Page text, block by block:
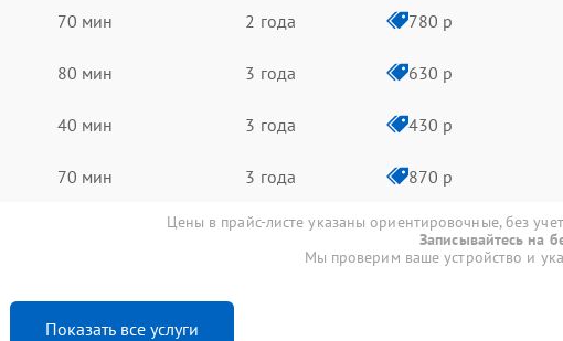
70 мин 2 года 780 р
80 мин 3 года 630 р
40 мин 3 года 430 р
70 мин 3 года 870 р
Цены в прайс-листе указаны ориентировочные, без
Записывайтесь на
Мы проверим ваше устройство и
Показать все услуги